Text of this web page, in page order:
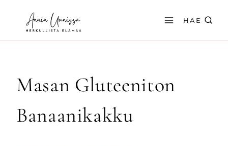
sisältöön
HAE
Masan Gluteeniton
Banaanikakku